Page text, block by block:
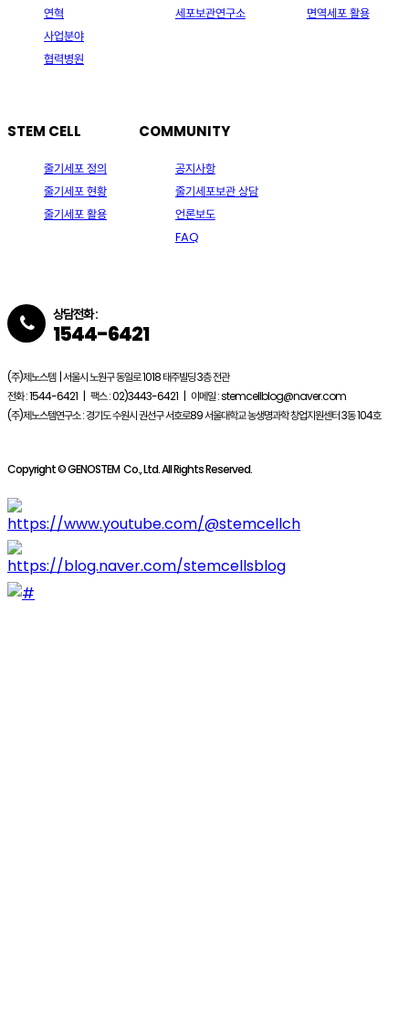
연혁
사업분야
협력병원
세포보관연구소
면역세포 활용
STEM CELL
줄기세포 정의
줄기세포 현황
줄기세포 활용
COMMUNITY
공지사항
줄기세포보관 상담
언론보도
FAQ
상담전화 :
1544-6421
(주)제노스템 | 서울시 노원구 동일로 1018 태주빌딩 3층 전관
전화 : 1544-6421 | 팩스 : 02)3443-6421 | 이메일 : stemcellblog@naver.com
(주)제노스템연구소 : 경기도 수원시 권선구 서호로89 서울대학교 농생명과학 창업지원센터 3동 104호
Copyright © GENOSTEM Co., Ltd. All Rights Reserved.